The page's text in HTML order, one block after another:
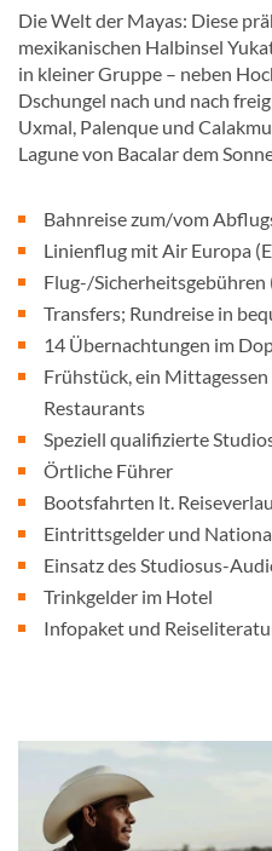
Die Welt der Mayas: Diese
mexikanischen Halbinsel
in kleiner Gruppe – neben
Dschungel nach und nach
Uxmal, Palenque und
Lagune von Bacalar dem
Bahnreise zum/vom
Linienflug mit Air Europa
Flug-/Sicherheitsgebühren
Transfers; Rundreise in
14 Übernachtungen im
Frühstück, ein
Restaurants
Speziell qualifizierte
Örtliche Führer
Bootsfahrten lt.
Eintrittsgelder und
Einsatz des Studiosus-
Trinkgelder im Hotel
Infopaket und